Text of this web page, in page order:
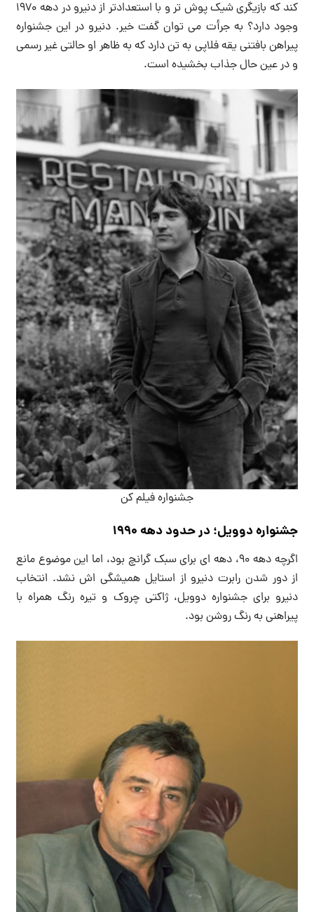
کند که بازیگری شیک پوش تر و با استعدادتر از دنیرو در دهه 1970
وجود دارد؟ به جرأت می توان گفت خیر. دنیرو در این جشنواره
پیراهن بافتنی یقه فلاپی به تن دارد که به ظاهر او حالتی غیر رسمی
و در عین حال جذاب بخشیده است.
جشنواره فیلم کن
جشنواره دوویل؛ در حدود دهه 1990
اگرچه دهه 90، دهه ای برای سبک گرانچ بود، اما این موضوع مانع
از دور شدن رابرت دنیرو از استایل همیشگی اش نشد. انتخاب
دنیرو برای جشنواره دوویل، ژاکتی چروک و تیره رنگ همراه با
پیراهنی به رنگ روشن بود.